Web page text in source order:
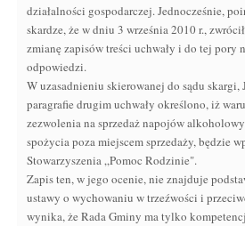
działalności gospodarczej. Jednocześnie,
skardze, że w dniu 3 września 2010 r.,
zmianę zapisów treści uchwały i do tej pory
odpowiedzi.
W uzasadnieniu skierowanej do sądu skargi,
paragrafie drugim uchwały określono, iż
zezwolenia na sprzedaż napojów
spożycia poza miejscem sprzedaży, będzie
Stowarzyszenia „Pomoc Rodzinie".
Zapis ten, w jego ocenie, nie znajduje
ustawy o wychowaniu w trzeźwości i
wynika, że Rada Gminy ma tylko